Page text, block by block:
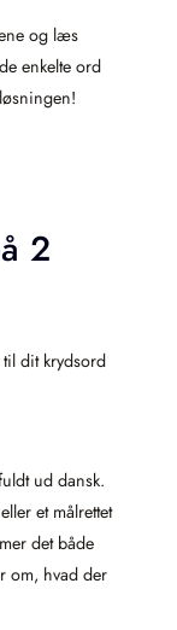
og læs
enkelte ord
2
dit krydsord
ud dansk.
et målrettet
det både
om, hvad der